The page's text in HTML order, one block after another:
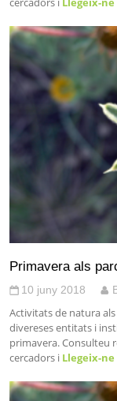
Primavera als
10 juny 2018
Activitats de natura
divereses entitats i
primavera. Consulteu
cercadors i Llegeix-